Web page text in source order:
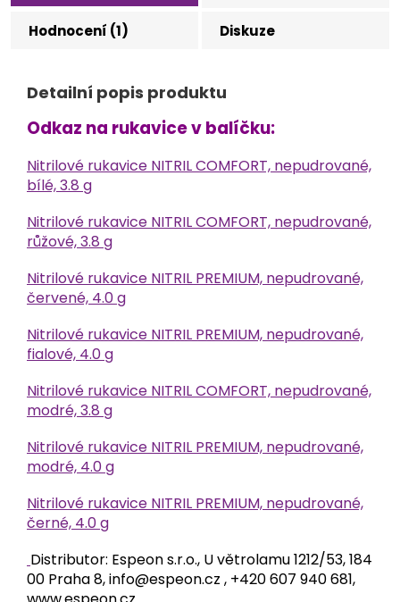
Hodnocení (1) Diskuze
Detailní popis produktu
Odkaz na rukavice v balíčku:
Nitrilové rukavice NITRIL COMFORT, nepudrované,
bílé, 3.8 g
Nitrilové rukavice NITRIL COMFORT, nepudrované,
růžové, 3.8 g
Nitrilové rukavice NITRIL PREMIUM, nepudrované,
červené, 4.0 g
Nitrilové rukavice NITRIL PREMIUM, nepudrované,
fialové, 4.0 g
Nitrilové rukavice NITRIL COMFORT, nepudrované,
modré, 3.8 g
Nitrilové rukavice NITRIL PREMIUM, nepudrované,
modré, 4.0 g
Nitrilové rukavice NITRIL PREMIUM, nepudrované,
černé, 4.0 g
Distributor: Espeon s.r.o., U větrolamu 1212/53, 184
00 Praha 8, info@espeon.cz , +420 607 940 681,